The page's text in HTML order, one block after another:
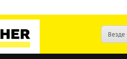
Везде